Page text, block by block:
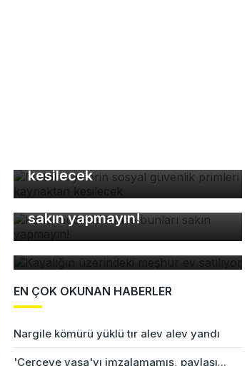
kesilecek
Kene müdahalesinde bunları
sakın yapmayın!
Kayalığın üzerindeki meşhur
ev satılıyor
EN ÇOK OKUNAN HABERLER
Nargile kömürü yüklü tır alev alev yandı
'Çerçeve yasa'yı imzalamamış, paylaşı...